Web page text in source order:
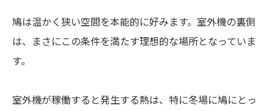
鳩は温かく狭い空間を本能的に好みます。室外機の裏側
は、まさにこの条件を満たす理想的な場所となっていま
す。
室外機が稼働すると発生する熱は、特に冬場に鳩にとっ